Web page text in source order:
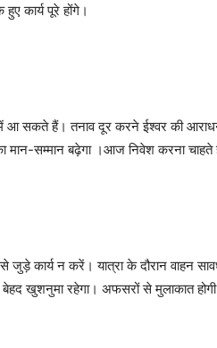
कार्य पूरे होंगे।
आ सकते हैं। तनाव दूर करने ईश्वर की
सम्मान बढ़ेगा ।आज निवेश करना चाहते
कार्य न करें। यात्रा के दौरान वाहन
बेहद खुशनुमा रहेगा। अफसरों से मुलाकात